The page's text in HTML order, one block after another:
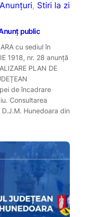
Anunțuri, Stiri la zi
public
cu sediul în
1918, nr. 28 anunţă
PLAN DE
de încadrare
Consultarea
Hunedoara din